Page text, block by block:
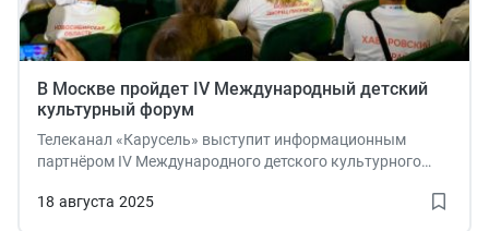
18 августа 2025
В Москве пройдет IV Международный детский
культурный форум
Телеканал «Карусель» выступит информационным
партнёром IV Международного детского культурного
Московском дворце пионеров на Воробьёвых горах.